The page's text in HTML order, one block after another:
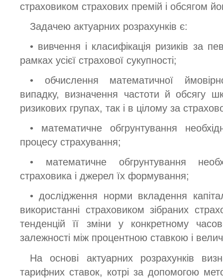
страховиком страхових премій і обсягом
Задачею актуарних розрахунків є:
• вивчення і класифікація ризиків за
рамках усієї страхової сукупності;
• обчислення математичної
випадку, визначення частоти й обсягу
ризикових групах, так і в цілому за
• математичне обгрунтування
процесу страхування;
• математичне обгрунтування
страховика і джерел їх формування;
• дослідження норми вкладення
використанні страховиком зібраних
тенденцій її зміни у конкретному
залежності між процентною ставкою і
На основі актуарних розрахунків
тарифних ставок, котрі за допомогою